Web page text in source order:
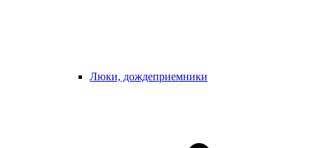
Люки, дождеприемники